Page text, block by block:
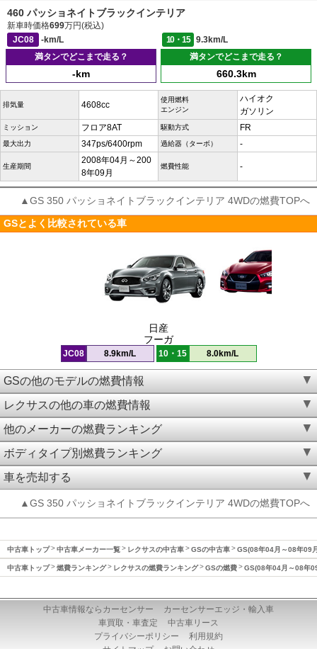
460 パッショネイトブラックインテリア
新車時価格699万円(税込)
JC08
-km/L 10・15
9.3km/L
満タンでどこまで走る？
-km
満タンでどこまで走る？
660.3km
排気量 4608cc
使用燃料
エンジン
ハイオク
ガソリン
ミッション フロア8AT 駆動方式 FR
最大出力 347ps/6400rpm 過給器（ターボ） -
生産期間
2008年04月～200
8年09月
燃費性能 -
▲GS 350 パッショネイトブラックインテリア 4WDの燃費TOPへ
GSとよく比較されている車
日産
フーガ
JC08 8.9km/L 10・15 8.0km/L
GSの他のモデルの燃費情報
レクサスの他の車の燃費情報
他のメーカーの燃費ランキング
ボディタイプ別燃費ランキング
車を売却する
▲GS 350 パッショネイトブラックインテリア 4WDの燃費TOPへ
中古車トップ 中古車メーカー一覧 レクサスの中古車 GSの中古車 GS(08年04月～08年09
中古車トップ 燃費ランキング レクサスの燃費ランキング GSの燃費 GS(08年04月～08年
中古車情報ならカーセンサー
カーセンサーエッジ・輸入車
車買取・車査定
中古車リース
プライバシーポリシー
利用規約